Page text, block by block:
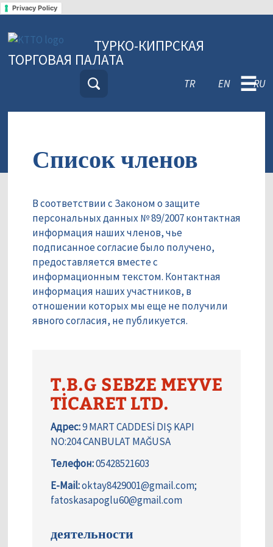
Privacy Policy
ТУРКО-КИПРСКАЯ
ТОРГОВАЯ ПАЛАТА
TR EN RU
☰
Список членов
В соответствии с Законом о защите
персональных данных № 89/2007 контактная
информация наших членов, чье
подписанное согласие было получено,
предоставляется вместе с
информационным текстом. Контактная
информация наших участников, в
отношении которых мы еще не получили
явного согласия, не публикуется.
T.B.G SEBZE MEYVE
TİCARET LTD.
Адрес:9 MART CADDESİ DIŞ KAPI
NO:204 CANBULAT MAĞUSA
Телефон:05428521603
E-Mail:oktay8429001@gmail.com;
fatoskasapoglu60@gmail.com
деятельности